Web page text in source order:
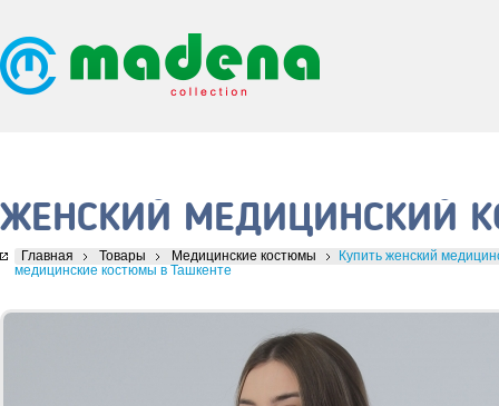
ЖЕНСКИЙ МЕДИЦИНСКИЙ
Главная Товары Медицинские костюмы
Купить женский
медицинские костюмы в Ташкенте